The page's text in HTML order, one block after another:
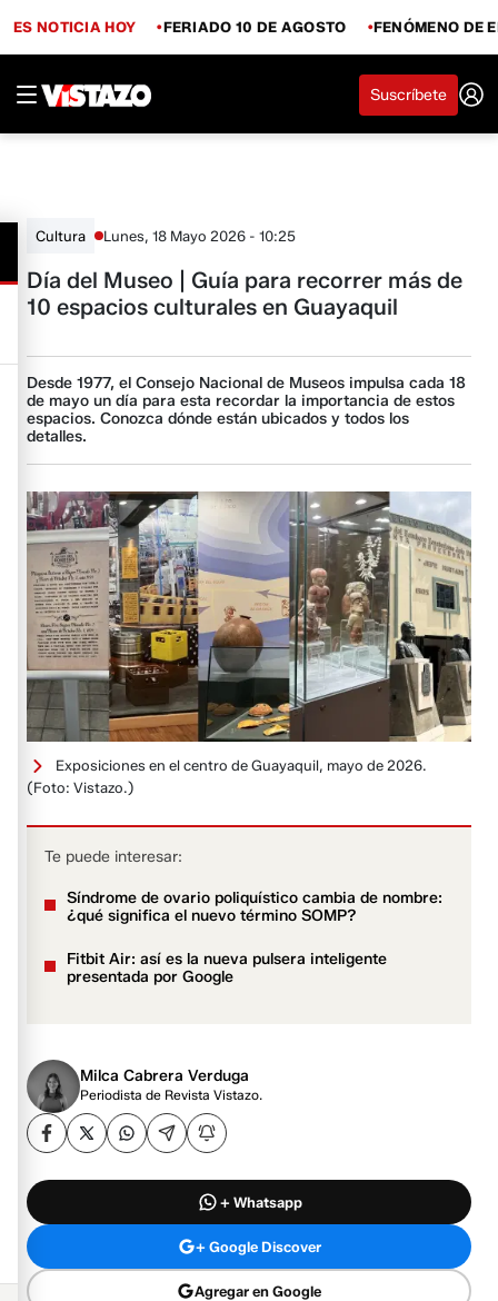
ES NOTICIA HOY FERIADO 10 DE AGOSTO FENÓMENO DE
Suscríbete
Cultura Lunes, 18 Mayo 2026 - 10:25
Día del Museo | Guía para recorrer más de
10 espacios culturales en Guayaquil
Desde 1977, el Consejo Nacional de Museos impulsa cada 18
de mayo un día para esta recordar la importancia de estos
espacios. Conozca dónde están ubicados y todos los
detalles.
Exposiciones en el centro de Guayaquil, mayo de 2026.
(Foto: Vistazo.)
Te puede interesar:
Síndrome de ovario poliquístico cambia de nombre:
¿qué significa el nuevo término SOMP?
Fitbit Air: así es la nueva pulsera inteligente
presentada por Google
Milca Cabrera Verduga
Periodista de Revista Vistazo.
+ Whatsapp
+ Google Discover
Agregar en Google